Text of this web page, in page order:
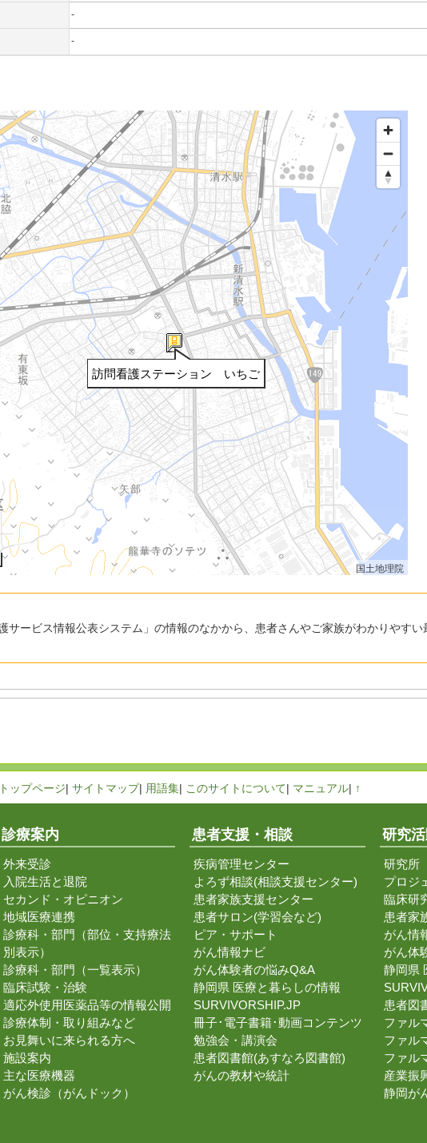
-
-
訪問看護ステーション いちご
国土地理院
サービス情報公表システム」の情報のなかから、患者さんやご家族がわかりやすい
ップページ| サイトマップ| 用語集| このサイトについて| マニュアル| ↑
診療案内
外来受診
入院生活と退院
セカンド・オピニオン
地域医療連携
診療科・部門（部位・支持療法
別表示）
診療科・部門（一覧表示）
臨床試験・治験
適応外使用医薬品等の情報公開
診療体制・取り組みなど
お見舞いに来られる方へ
施設案内
主な医療機器
がん検診（がんドック）
患者支援・相談
疾病管理センター
よろず相談(相談支援センター)
患者家族支援センター
患者サロン(学習会など)
ピア・サポート
がん情報ナビ
がん体験者の悩みQ&A
静岡県 医療と暮らしの情報
SURVIVORSHIP.JP
冊子･電子書籍･動画コンテンツ
勉強会・講演会
患者図書館(あすなろ図書館)
がんの教材や統計
研究
研究所
プロジ
臨床研
患者家
がん情
がん体
静岡県
患者図
ファル
ファル
ファル
産業振
静岡が